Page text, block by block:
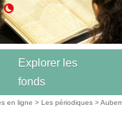
Explorer les
fonds
en ligne >Les périodiques >